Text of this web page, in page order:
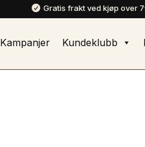
 Gratis frakt ved kjøp over
Kampanjer Kundeklubb